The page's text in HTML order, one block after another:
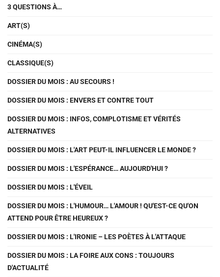
3 QUESTIONS À…
ART(S)
CINÉMA(S)
CLASSIQUE(S)
DOSSIER DU MOIS : AU SECOURS !
DOSSIER DU MOIS : ENVERS ET CONTRE TOUT
DOSSIER DU MOIS : INFOS, COMPLOTISME ET VÉRITÉS
ALTERNATIVES
DOSSIER DU MOIS : L'ART PEUT-IL INFLUENCER LE MONDE ?
DOSSIER DU MOIS : L'ESPÉRANCE… AUJOURD'HUI ?
DOSSIER DU MOIS : L'ÉVEIL
DOSSIER DU MOIS : L'HUMOUR… L'AMOUR ! QU'EST-CE QU'ON
ATTEND POUR ÊTRE HEUREUX ?
DOSSIER DU MOIS : L'IRONIE – LES POÈTES À L'ATTAQUE
DOSSIER DU MOIS : LA FOIRE AUX CONS : TOUJOURS
D'ACTUALITÉ